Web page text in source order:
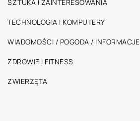
SZTUKA I ZAINTERESOWANIA
TECHNOLOGIA I KOMPUTERY
WIADOMOŚCI / POGODA / INFORMACJE
ZDROWIE I FITNESS
ZWIERZĘTA